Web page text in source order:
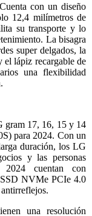
con un diseño
12,4 milímetros de
su transporte y lo
La bisagra
super delgados, la
el lápiz recargable de
una flexibilidad
gram 17, 16, 15 y 14
para 2024. Con un
duración, los LG
y las personas
cuentan con
NVMe PCIe 4.0
una resolución